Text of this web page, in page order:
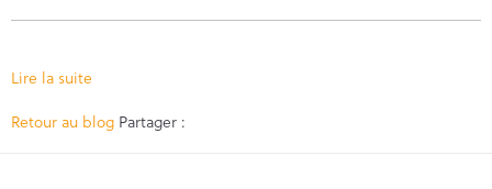
Lire la suite
Retour au blog Partager :